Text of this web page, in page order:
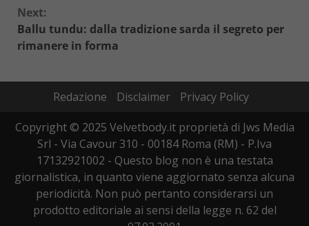
Next:
Ballu tundu: dalla tradizione sarda il segreto per
rimanere in forma
Redazione Disclaimer
Privacy Policy
Copyright © 2025 Velvetbody.it proprietà di Jws Media
Srl - Via Cavour 310 - 00184 Roma (RM) - P.Iva
17132921002 - Questo blog non è una testata
giornalistica, in quanto viene aggiornato senza alcuna
periodicità. Non può pertanto considerarsi un
prodotto editoriale ai sensi della legge n. 62 del